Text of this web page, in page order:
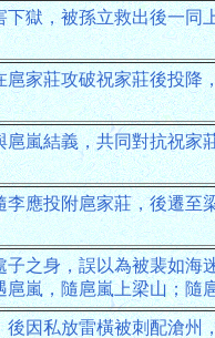
下獄，被孫立救出後一同
扈家莊攻破祝家莊後投
扈嵐結義，共同對抗祝家
李應投附扈家莊，後遷至
子之身，誤以為被裴如海
扈嵐，隨扈嵐上梁山；隨
後因私放雷橫被刺配滄州